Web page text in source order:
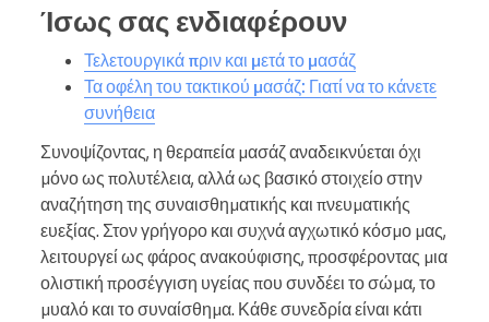
Ίσως σας ενδιαφέρουν
Τελετουργικά πριν και μετά το μασάζ
Τα οφέλη του τακτικού μασάζ: Γιατί να το κάνετε
συνήθεια
Συνοψίζοντας, η θεραπεία μασάζ αναδεικνύεται όχι
μόνο ως πολυτέλεια, αλλά ως βασικό στοιχείο στην
αναζήτηση της συναισθηματικής και πνευματικής
ευεξίας. Στον γρήγορο και συχνά αγχωτικό κόσμο μας,
λειτουργεί ως φάρος ανακούφισης, προσφέροντας μια
ολιστική προσέγγιση υγείας που συνδέει το σώμα, το
μυαλό και το συναίσθημα. Κάθε συνεδρία είναι κάτι